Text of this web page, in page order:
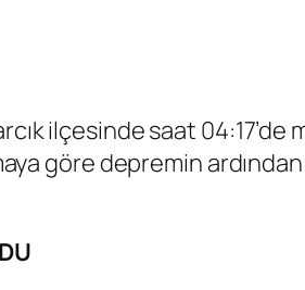
ilçesinde saat
göre depremin